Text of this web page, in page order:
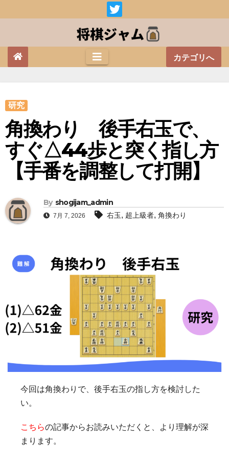
カテゴリへ
研究
角換わり 後手右玉で、
すぐ△44歩と突く指し方
【手番を調整して打開】
By shogijam_admin
7月 7, 2026 右玉, 超上級者, 角換わり
今回は角換わりで、後手右玉の指し方を検討した
い。
こちらの記事からお読みいただくと、より理解が深
まります。